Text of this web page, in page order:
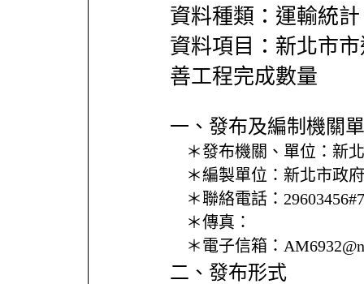
資料種類：運輸統計
資料項目：新北市
善工程完成數量
一、發布及編制機關
＊發布機關、單位： 新
＊編製單位： 新北市政
＊聯絡電話：
＊傳真：
＊電子信箱：
二、發布形式